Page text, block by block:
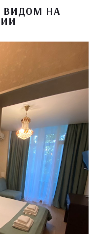
ВИДОМ НА